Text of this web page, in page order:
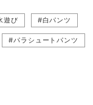
遊び #白パンツ
#パラシュートパンツ